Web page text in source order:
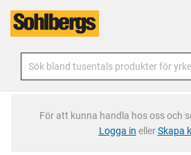
För att kunna handla hos oss och
Logga in ellerSkapa